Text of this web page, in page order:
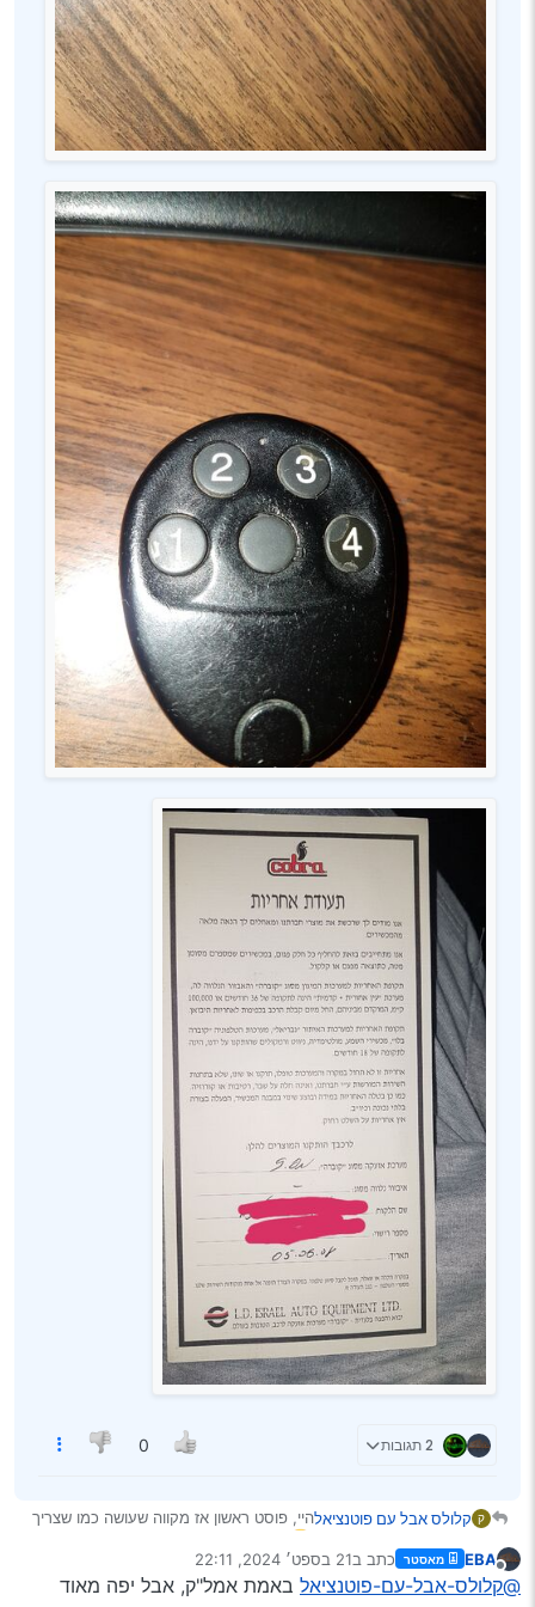
2 תגובות 0
ק קלולס אבל עם פוטנציאלהיי, פוסט ראשון אז מקווה שעושה כמו שצריך
מאזדה 2 - 2008.
אמ;לק; השלט עובד, אבל לא מקבל פקודות.
מנותק
EBA מאסטר כתב ב21 בספט׳ 2024, 22:11
נערך לאחרונה על ידי
@קלולס-אבל-עם-פוטנציאל באמת אמל"ק, אבל יפה מאוד